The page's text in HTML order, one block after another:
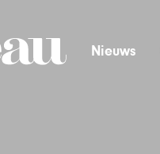
Nieuws